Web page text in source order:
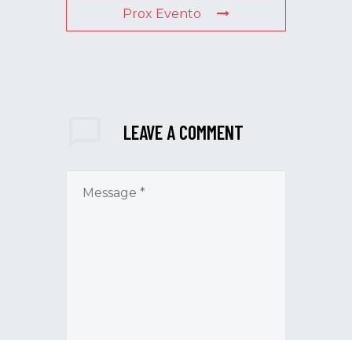
Prox Evento
LEAVE A COMMENT